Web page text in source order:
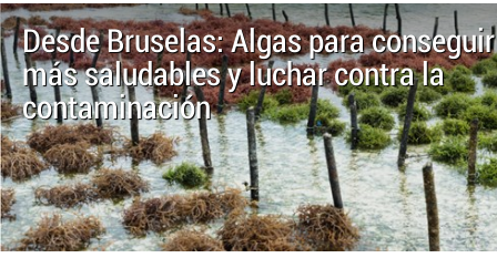
Desde Bruselas: Algas para
más saludables y luchar contra la
contaminación